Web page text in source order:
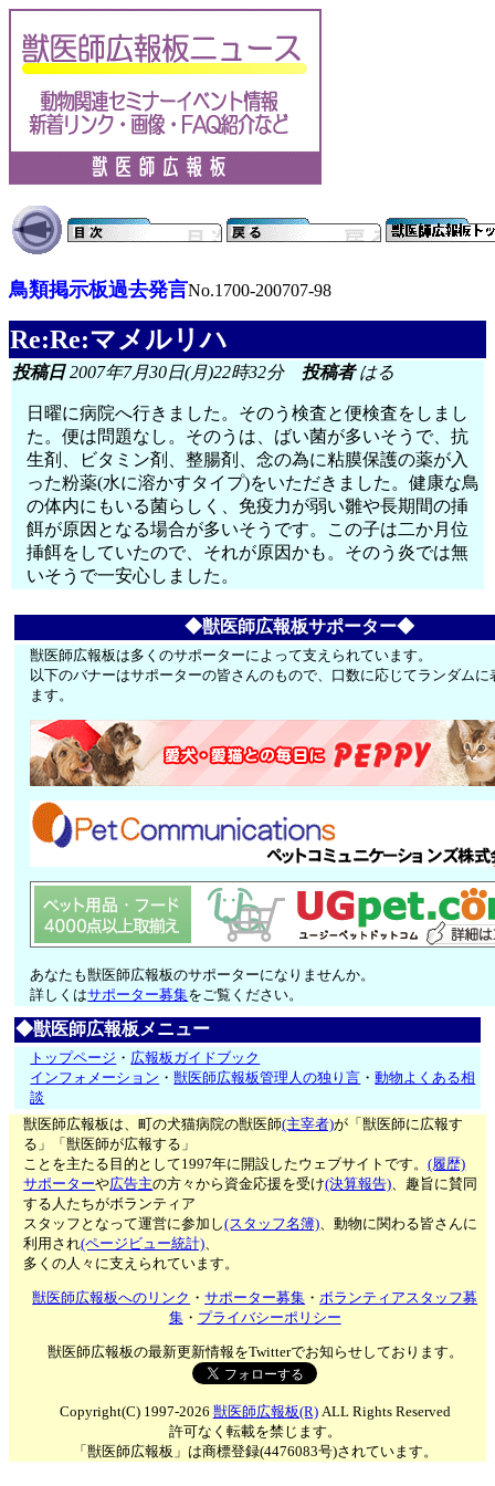
鳥類掲示板過去発言No.1700-200707-98
Re:Re:マメルリハ
投稿日2007年7月30日(月)22時32分 投稿者はる
日曜に病院へ行きました。そのう検査と便検査をしまし
た。便は問題なし。そのうは、ばい菌が多いそうで、抗
生剤、ビタミン剤、整腸剤、念の為に粘膜保護の薬が入
った粉薬(水に溶かすタイプ)をいただきました。健康な鳥
の体内にもいる菌らしく、免疫力が弱い雛や長期間の挿
餌が原因となる場合が多いそうです。この子は二か月位
挿餌をしていたので、それが原因かも。そのう炎では無
いそうで一安心しました。
◆獣医師広報板サポーター◆
獣医師広報板は多くのサポーターによって支えられています。
以下のバナーはサポーターの皆さんのもので、口数に応じてランダムに
ます。
あなたも獣医師広報板のサポーターになりませんか。
詳しくはサポーター募集をご覧ください。
◆獣医師広報板メニュー
トップページ ・ 広報板ガイドブック
インフォメーション ・獣医師広報板管理人の独り言 ・動物よくある相
談
獣医師広報板は、町の犬猫病院の獣医師(主宰者)が「獣医師に広報す
る」「獣医師が広報する」
ことを主たる目的として1997年に開設したウェブサイトです。(履歴)
サポーターや広告主の方々から資金応援を受け(決算報告)、趣旨に賛同
する人たちがボランティア
スタッフとなって運営に参加し(スタッフ名簿)、動物に関わる皆さんに
利用され(ページビュー統計)、
多くの人々に支えられています。
獣医師広報板へのリンク ・サポーター募集 ・ボランティアスタッフ募
集・ プライバシーポリシー
獣医師広報板の最新更新情報をTwitterでお知らせしております。
Copyright(C) 1997-2026 獣医師広報板(R)ALL Rights Reserved
許可なく転載を禁じます。
「獣医師広報板」は商標登録(4476083号)されています。